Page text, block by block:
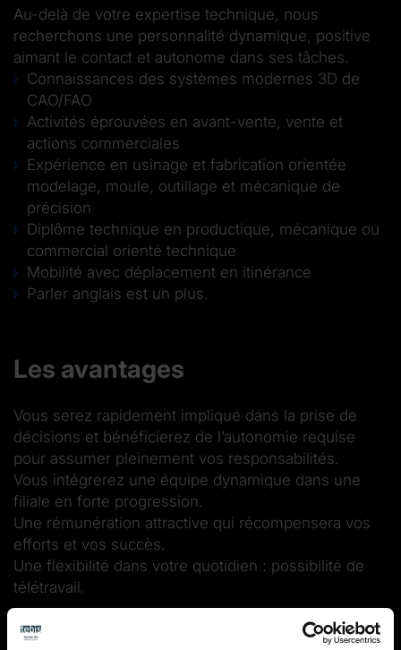
Au-delà de votre expertise technique, nous
recherchons une personnalité dynamique, positive
aimant le contact et autonome dans ses tâches.
Connaissances des systèmes modernes 3D de
CAO/FAO
Activités éprouvées en avant-vente, vente et
actions commerciales
Expérience en usinage et fabrication orientée
modelage, moule, outillage et mécanique de
précision
Diplôme technique en productique, mécanique ou
commercial orienté technique
Mobilité avec déplacement en itinérance
Parler anglais est un plus.
Les avantages
Vous serez rapidement impliqué dans la prise de
décisions et bénéficierez de l’autonomie requise
pour assumer pleinement vos responsabilités.
Vous intégrerez une équipe dynamique dans une
filiale en forte progression.
Une rémunération attractive qui récompensera vos
efforts et vos succès.
Une flexibilité dans votre quotidien : possibilité de
télétravail.